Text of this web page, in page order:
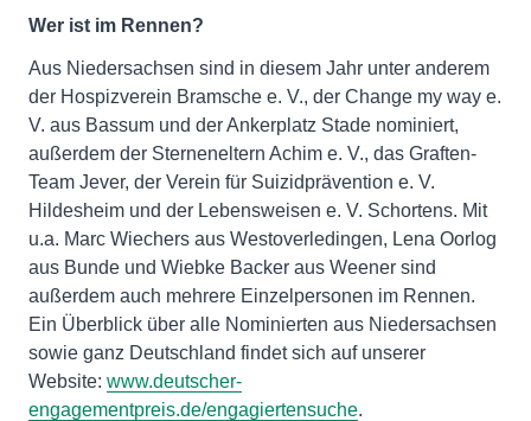
Wer ist im Rennen?
Aus Niedersachsen sind in diesem Jahr unter anderem
der Hospizverein Bramsche e. V., der Change my way e.
V. aus Bassum und der Ankerplatz Stade nominiert,
außerdem der Sterneneltern Achim e. V., das Graften-
Team Jever, der Verein für Suizidprävention e. V.
Hildesheim und der Lebensweisen e. V. Schortens. Mit
u.a. Marc Wiechers aus Westoverledingen, Lena Oorlog
aus Bunde und Wiebke Backer aus Weener sind
außerdem auch mehrere Einzelpersonen im Rennen.
Ein Überblick über alle Nominierten aus Niedersachsen
sowie ganz Deutschland findet sich auf unserer
Website: www.deutscher-
engagementpreis.de/engagiertensuche.